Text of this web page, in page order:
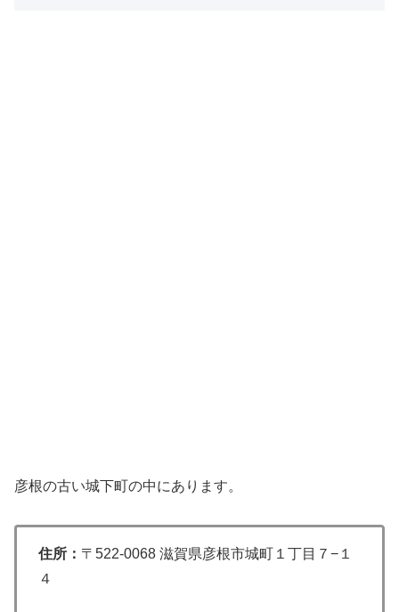
彦根の古い城下町の中にあります。
住所： 〒522-0068 滋賀県彦根市城町１丁目７−１
４